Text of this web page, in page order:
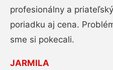
profesionálny a
poriadku aj cena.
sme si pokecali.
JARMILA